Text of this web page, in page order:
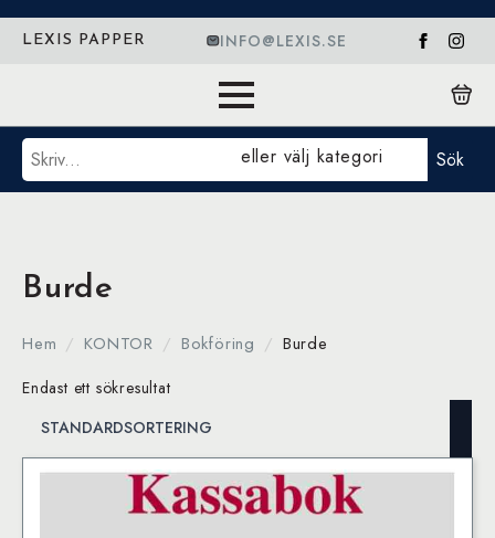
LEXIS PAPPER INFO@LEXIS.SE
Sök eller välj kategori Sök
Burde
Hem KONTOR Bokföring Burde
Endast ett sökresultat